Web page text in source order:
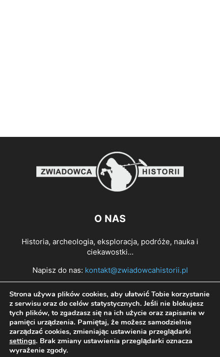
O NAS
Historia, archeologia, eksploracja, podróże, nauka i
ciekawostki...
Napisz do nas: kontakt@zwiadowcahistorii.pl
PODĄŻAJ ZA NAMI
Strona używa plików cookies, aby ułatwić Tobie korzystanie
z serwisu oraz do celów statystycznych. Jeśli nie blokujesz
tych plików, to zgadzasz się na ich użycie oraz zapisanie w
pamięci urządzenia. Pamiętaj, że możesz samodzielnie
zarządzać cookies, zmieniając ustawienia przeglądarki
settings. Brak zmiany ustawienia przeglądarki oznacza
wyrażenie zgody.